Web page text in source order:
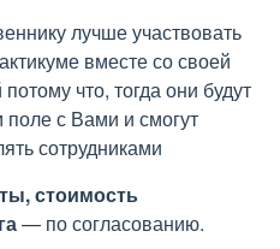
лучше участвовать
вместе со своей
что, тогда они будут
с Вами и смогут
сотрудниками
стоимость
— по согласованию.